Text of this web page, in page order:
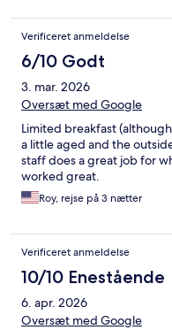
Verificeret anmeldelse
6/10 Godt
3. mar. 2026
Oversæt med Google
Limited breakfast
a little aged and the
staff does a great job for
worked great.
Roy, rejse på 3 nætter
Verificeret anmeldelse
10/10 Enestående
6. apr. 2026
Oversæt med Google